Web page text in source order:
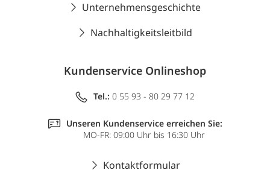
Unternehmensgeschichte
Nachhaltigkeitsleitbild
Kundenservice Onlineshop
Tel.: 0 55 93 - 80 29 77 12
Unseren Kundenservice erreichen Sie:
MO-FR: 09:00 Uhr bis 16:30 Uhr
Kontaktformular